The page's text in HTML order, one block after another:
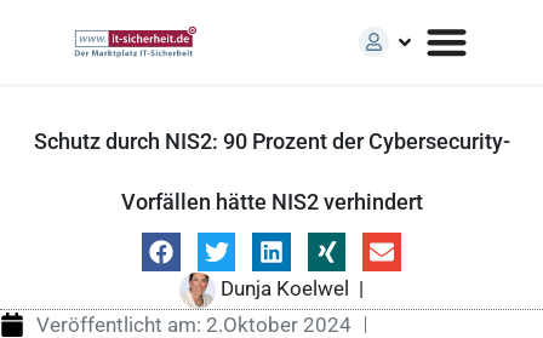
Schutz durch NIS2: 90 Prozent der Cybersecurity-
Vorfällen hätte NIS2 verhindert
Dunja Koelwel
|
Veröffentlicht am: 2.Oktober 2024